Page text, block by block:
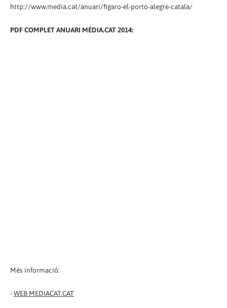
http://www.media.cat/anuari/figaro-el-porto-alegre-catala/
PDF COMPLET ANUARI MÈDIA.CAT 2014:
Més informació:
-WEB MEDIACAT.CAT